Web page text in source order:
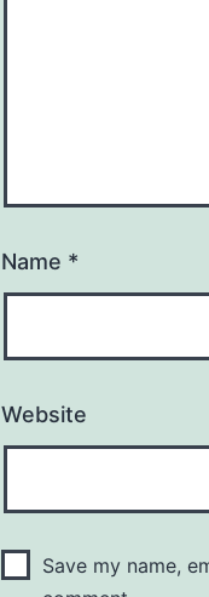
Name *
Website
Save my name,